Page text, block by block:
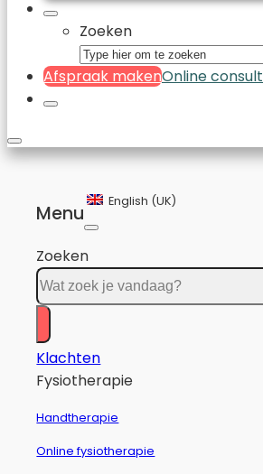
Zoeken
Afspraak makenOnline consult
Menu
English (UK)
Zoeken
Klachten
Fysiotherapie
Handtherapie
Online fysiotherapie